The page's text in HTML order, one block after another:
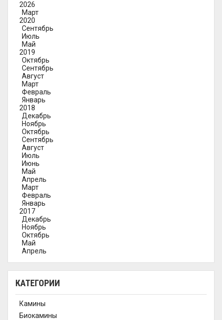
2026
Март
2020
Сентябрь
Июль
Май
2019
Октябрь
Сентябрь
Август
Март
Февраль
Январь
2018
Декабрь
Ноябрь
Октябрь
Сентябрь
Август
Июль
Июнь
Май
Апрель
Март
Февраль
Январь
2017
Декабрь
Ноябрь
Октябрь
Май
Апрель
КАТЕГОРИИ
Камины
Биокамины